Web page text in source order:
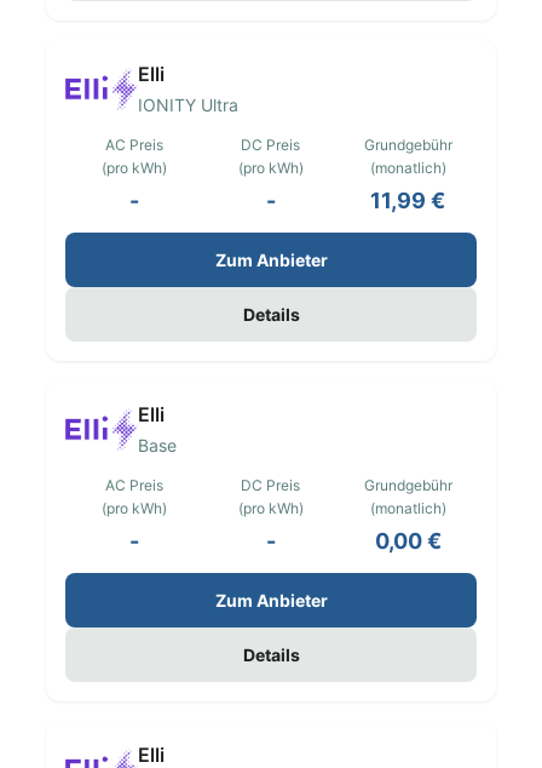
Elli
IONITY Ultra
AC Preis
(pro kWh)
-
DC Preis
(pro kWh)
-
Grundgebühr
(monatlich)
11,99 €
Zum Anbieter
Details
Elli
Base
AC Preis
(pro kWh)
-
DC Preis
(pro kWh)
-
Grundgebühr
(monatlich)
0,00 €
Zum Anbieter
Details
Elli